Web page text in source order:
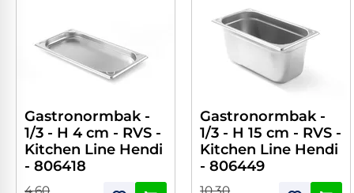
Gastronormbak -
1/3 - H 4 cm - RVS -
Kitchen Line Hendi
- 806418
Gastronormbak -
1/3 - H 15 cm - RVS -
Kitchen Line Hendi
- 806449